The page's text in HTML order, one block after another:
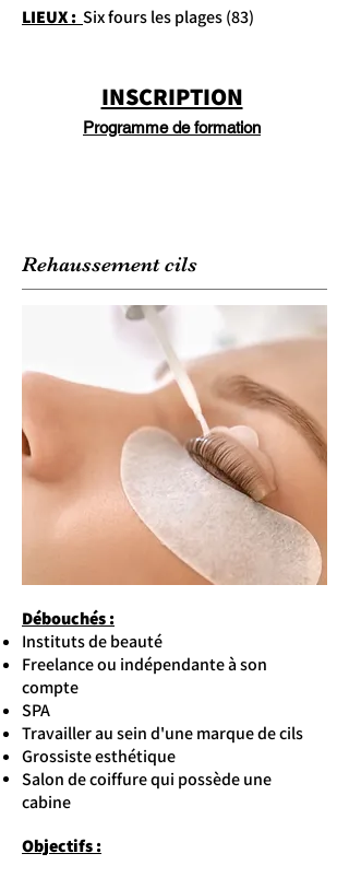
LIEUX : Six fours les plages (83)
INSCRIPTION
Programme de formation
Rehaussementcils
Débouchés :
Instituts de beauté
Freelance ou indépendante à son
compte
SPA
Travailler au sein d'une marque de cils
Grossiste esthétique
Salon de coiffure qui possède une
cabine
Objectifs :